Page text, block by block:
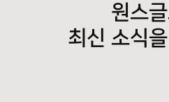
원스
최신 소식을